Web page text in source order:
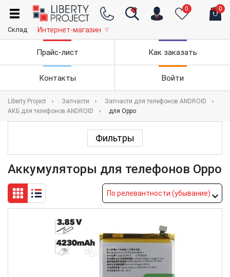
0 0
Склад Интернет-магазин ▽
Прайс-лист Как заказать
Контакты Войти
Liberty Project Запчасти
Запчасти для телефонов ANDROID
АКБ для телефонов ANDROID
для Oppo
Фильтры
Аккумуляторы для телефонов Oppo
По релевантности (убывание)